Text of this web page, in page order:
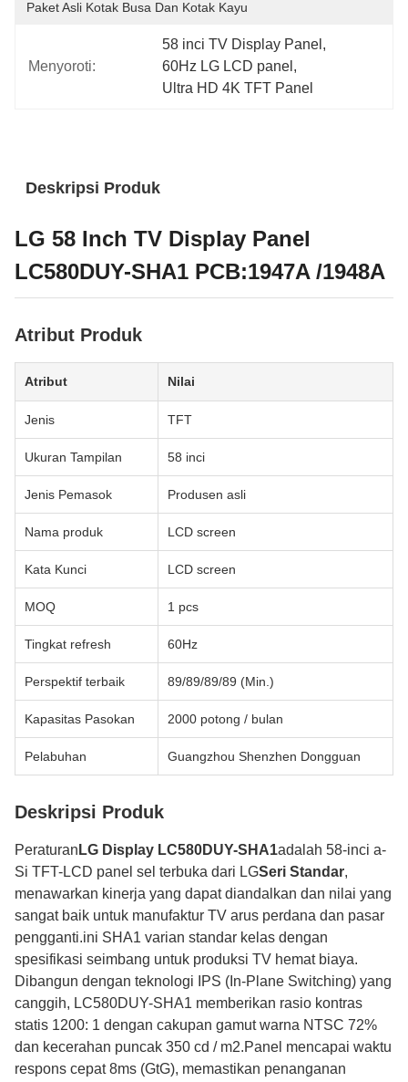
Paket Asli Kotak Busa Dan Kotak Kayu
Menyoroti:
58 inci TV Display Panel ,
60Hz LG LCD panel ,
Ultra HD 4K TFT Panel
Deskripsi Produk
LG 58 Inch TV Display Panel
LC580DUY-SHA1 PCB:1947A /1948A
Atribut Produk
Atribut Nilai
Jenis TFT
Ukuran Tampilan 58 inci
Jenis Pemasok Produsen asli
Nama produk LCD screen
Kata Kunci LCD screen
MOQ 1 pcs
Tingkat refresh 60Hz
Perspektif terbaik 89/89/89/89 (Min.)
Kapasitas Pasokan 2000 potong / bulan
Pelabuhan Guangzhou Shenzhen Dongguan
Deskripsi Produk
Peraturan LG Display LC580DUY-SHA1adalah 58-inci a-
Si TFT-LCD panel sel terbuka dari LGSeri Standar,
menawarkan kinerja yang dapat diandalkan dan nilai yang
sangat baik untuk manufaktur TV arus perdana dan pasar
pengganti.ini SHA1 varian standar kelas dengan
spesifikasi seimbang untuk produksi TV hemat biaya.
Dibangun dengan teknologi IPS (In-Plane Switching) yang
canggih, LC580DUY-SHA1 memberikan rasio kontras
statis 1200: 1 dengan cakupan gamut warna NTSC 72%
dan kecerahan puncak 350 cd / m2.Panel mencapai waktu
respons cepat 8ms (GtG), memastikan penanganan